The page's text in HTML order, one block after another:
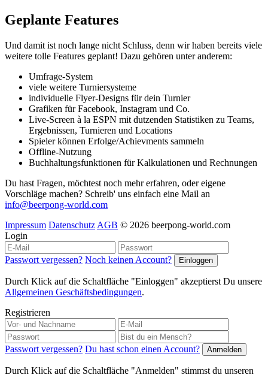
Geplante Features
Und damit ist noch lange nicht Schluss, denn wir haben bereits viele
weitere tolle Features geplant! Dazu gehören unter anderem:
Umfrage-System
viele weitere Turniersysteme
individuelle Flyer-Designs für dein Turnier
Grafiken für Facebook, Instagram und Co.
Live-Screen à la ESPN mit dutzenden Statistiken zu Teams,
Ergebnissen, Turnieren und Locations
Spieler können Erfolge/Achievments sammeln
Offline-Nutzung
Buchhaltungsfunktionen für Kalkulationen und Rechnungen
Du hast Fragen, möchtest noch mehr erfahren, oder eigene
Vorschläge machen? Schreib' uns einfach eine Mail an
info@beerpong-world.com
Impressum Datenschutz AGB © 2026 beerpong-world.com
Login
Passwort vergessen? Noch keinen Account?
Durch Klick auf die Schaltfläche "Einloggen" akzeptierst Du unsere
Allgemeinen Geschäftsbedingungen.
Registrieren
Passwort vergessen? Du hast schon einen Account?
Durch Klick auf die Schaltfläche "Anmelden" stimmst du unseren